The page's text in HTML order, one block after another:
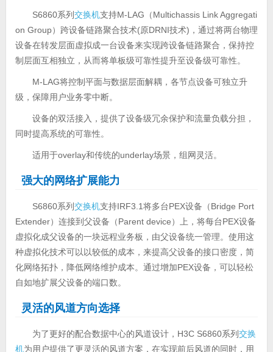
S6860系列交换机支持M-LAG（Multichassis Link Aggregati
on Group）跨设备链路聚合技术(原DRNI技术)，通过将两台物理
设备在转发层面虚拟成一台设备来实现跨设备链路聚合，保持控
制层面互相独立，从而将单板级可靠性提升至设备级可靠性。
M-LAG将控制平面与数据层面解耦，各节点设备可独立升
级，保障用户业务零中断。
设备的双活接入，提供了设备级冗余保护和流量负载分担，
同时提高系统的可靠性。
适用于overlay和传统的underlay场景，组网灵活。
强大的网络扩展能力
S6860系列交换机支持IRF3.1将多台PEX设备（Bridge Port
Extender）连接到父设备（Parent device）上，将每台PEX设备
虚拟化成父设备的一块远程业务板，由父设备统一管理。使用这
种虚拟化技术可以以较低的成本，来提高父设备的接口密度，简
化网络拓扑，降低网络维护成本。通过增加PEX设备，可以轻松
自如地扩展父设备的端口数。
灵活的风道方向选择
为了更好的配合数据中心的风道设计，H3C S6860系列交换
机为用户提供了更灵活的风道方案，在实现前后风道的同时，用